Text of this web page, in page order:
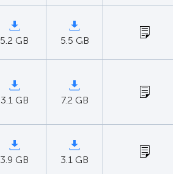
5.2 GB 5.5 GB
3.1 GB 7.2 GB
3.9 GB 3.1 GB